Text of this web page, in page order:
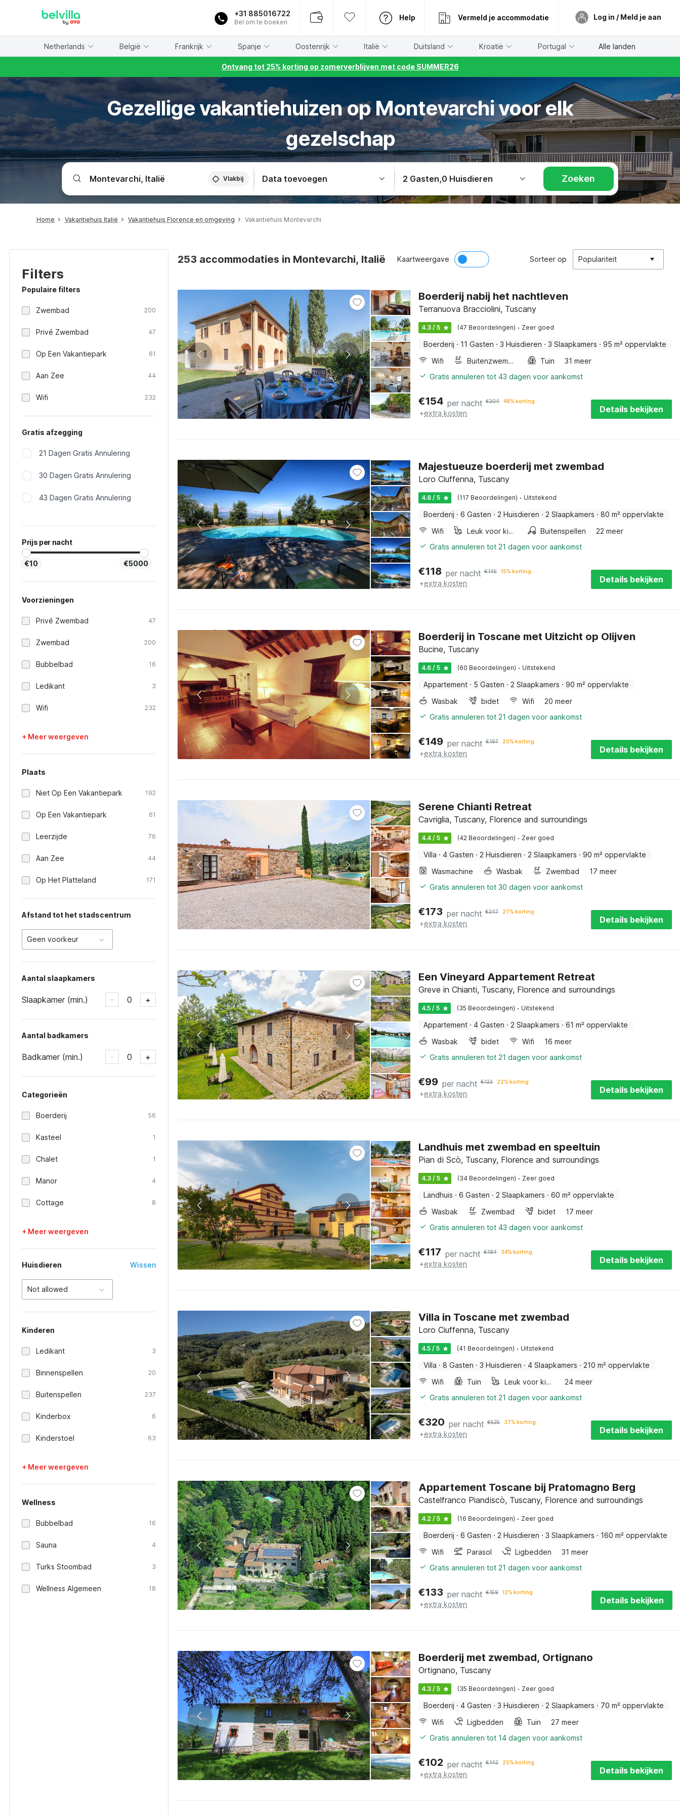
+31 885016722
Bel om te boeken
Help Vermeld je accommodatie Log in / Meld je aan
Netherlands België Frankrijk Spanje Oostenrijk Italië Duitsland Kroatië Portugal Alle landen
Ontvang tot 25% korting op zomerverblijven met code SUMMER26
Gezellige vakantiehuizen op Montevarchi voor elk
gezelschap
Vlakbij Data toevoegen 2 Gasten,0 Huisdieren Zoeken
Home Vakantiehuis Italië Vakantiehuis Florence en omgeving Vakantiehuis Montevarchi
Filters
Populaire filters
Zwembad 200
Privé Zwembad 47
Op Een Vakantiepark 61
Aan Zee 44
Wifi 232
Gratis afzegging
21 Dagen Gratis Annulering
30 Dagen Gratis Annulering
43 Dagen Gratis Annulering
Prijs per nacht
€10 €5000
Voorzieningen
Privé Zwembad 47
Zwembad 200
Bubbelbad 16
Ledikant 3
Wifi 232
+ Meer weergeven
Plaats
Niet Op Een Vakantiepark 192
Op Een Vakantiepark 61
Leerzijde 76
Aan Zee 44
Op Het Platteland 171
Afstand tot het stadscentrum
Geen voorkeur
Aantal slaapkamers
Slaapkamer (min.) - 0 +
Aantal badkamers
Badkamer (min.) - 0 +
Categorieën
Boerderij 56
Kasteel 1
Chalet 1
Manor 4
Cottage 8
+ Meer weergeven
Huisdieren Wissen
Not allowed
Kinderen
Ledikant 3
Binnenspellen 20
Buitenspellen 237
Kinderbox 6
Kinderstoel 63
+ Meer weergeven
Wellness
Bubbelbad 16
Sauna 4
Turks Stoombad 3
Wellness Algemeen 18
253 accommodaties in Montevarchi, Italië Kaartweergave Sorteer op Populariteit
Boerderij nabij het nachtleven
Terranuova Bracciolini, Tuscany
4.3 / 5 (47 Beoordelingen) · Zeer goed
Boerderij · 11 Gasten · 3 Huisdieren · 3 Slaapkamers · 95 m² oppervlakte
Wifi
Buitenzwembad Tuin
31 meer
Gratis annuleren tot 43 dagen voor aankomst
€154 per nacht €304 48% korting
+extra kosten Details bekijken
Majestueuze boerderij met zwembad
Loro Ciuffenna, Tuscany
4.8 / 5 (117 Beoordelingen) · Uitstekend
Boerderij · 6 Gasten · 2 Huisdieren · 2 Slaapkamers · 80 m² oppervlakte
Wifi
Leuk voor kinderen Buitenspellen
22 meer
Gratis annuleren tot 21 dagen voor aankomst
€118 per nacht €145 15% korting
+extra kosten Details bekijken
Boerderij in Toscane met Uitzicht op Olijven
Bucine, Tuscany
4.6 / 5 (60 Beoordelingen) · Uitstekend
Appartement · 5 Gasten · 2 Slaapkamers · 90 m² oppervlakte
Wasbak
bidet Wifi
20 meer
Gratis annuleren tot 21 dagen voor aankomst
€149 per nacht €197 20% korting
+extra kosten Details bekijken
Serene Chianti Retreat
Cavriglia, Tuscany, Florence and surroundings
4.4 / 5 (42 Beoordelingen) · Zeer goed
Villa · 4 Gasten · 2 Huisdieren · 2 Slaapkamers · 90 m² oppervlakte
Wasmachine
Wasbak Zwembad
17 meer
Gratis annuleren tot 30 dagen voor aankomst
€173 per nacht €247 27% korting
+extra kosten Details bekijken
Een Vineyard Appartement Retreat
Greve in Chianti, Tuscany, Florence and surroundings
4.5 / 5 (35 Beoordelingen) · Uitstekend
Appartement · 4 Gasten · 2 Slaapkamers · 61 m² oppervlakte
Wasbak
bidet Wifi
16 meer
Gratis annuleren tot 21 dagen voor aankomst
€99 per nacht €133 22% korting
+extra kosten Details bekijken
Landhuis met zwembad en speeltuin
Pian di Scò, Tuscany, Florence and surroundings
4.3 / 5 (34 Beoordelingen) · Zeer goed
Landhuis · 6 Gasten · 2 Slaapkamers · 60 m² oppervlakte
Wasbak
Zwembad bidet
17 meer
Gratis annuleren tot 43 dagen voor aankomst
€117 per nacht €184 34% korting
+extra kosten Details bekijken
Villa in Toscane met zwembad
Loro Ciuffenna, Tuscany
4.5 / 5 (41 Beoordelingen) · Uitstekend
Villa · 8 Gasten · 3 Huisdieren · 4 Slaapkamers · 210 m² oppervlakte
Wifi
Tuin Leuk voor kinderen
24 meer
Gratis annuleren tot 21 dagen voor aankomst
€320 per nacht €525 37% korting
+extra kosten Details bekijken
Appartement Toscane bij Pratomagno Berg
Castelfranco Piandiscò, Tuscany, Florence and surroundings
4.2 / 5 (16 Beoordelingen) · Zeer goed
Boerderij · 6 Gasten · 2 Huisdieren · 3 Slaapkamers · 160 m² oppervlakte
Wifi
Parasol Ligbedden
31 meer
Gratis annuleren tot 21 dagen voor aankomst
€133 per nacht €159 12% korting
+extra kosten Details bekijken
Boerderij met zwembad, Ortignano
Ortignano, Tuscany
4.3 / 5 (35 Beoordelingen) · Zeer goed
Boerderij · 4 Gasten · 3 Huisdieren · 2 Slaapkamers · 70 m² oppervlakte
Wifi
Ligbedden Tuin
27 meer
Gratis annuleren tot 14 dagen voor aankomst
€102 per nacht €142 25% korting
+extra kosten Details bekijken